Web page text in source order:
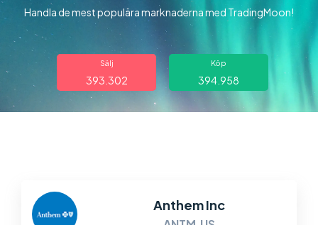
Om oss
Information
Handla de mest populära marknaderna med TradingMoon!
Sälj
393.302
Köp
394.958
Anthem Inc